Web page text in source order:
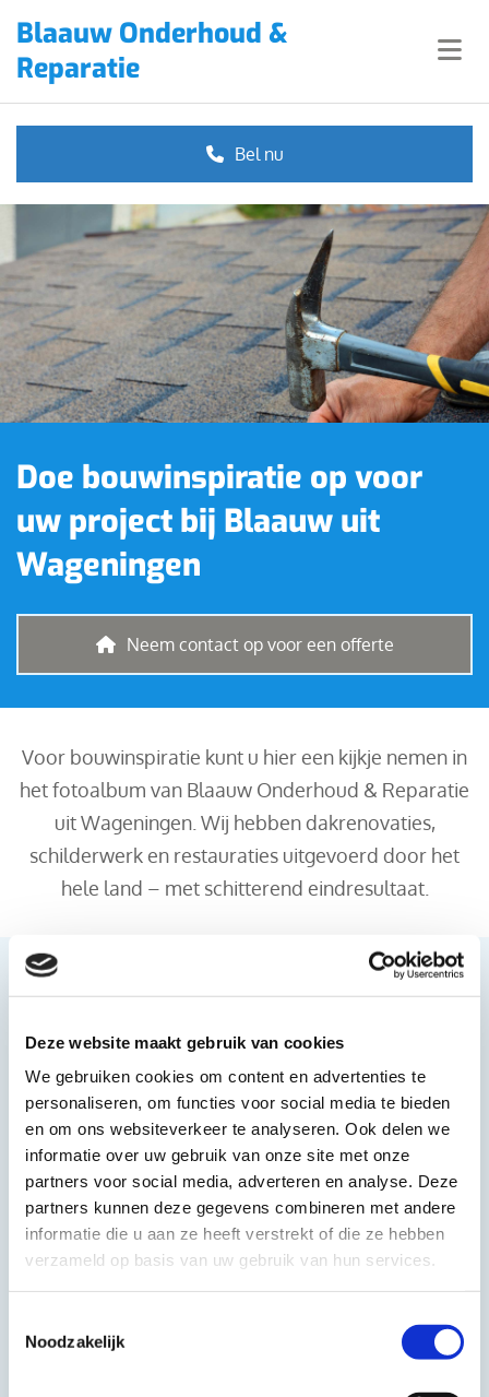
Deze website maakt gebruik van cookies
We gebruiken cookies om content en advertenties te
personaliseren, om functies voor social media te bieden
en om ons websiteverkeer te analyseren. Ook delen we
informatie over uw gebruik van onze site met onze
partners voor social media, adverteren en analyse. Deze
partners kunnen deze gegevens combineren met andere
informatie die u aan ze heeft verstrekt of die ze hebben
verzameld op basis van uw gebruik van hun services.
Noodzakelijk
Blaauw Onderhoud &
Reparatie
Bel nu
Doe bouwinspiratie op voor
uw project bij Blaauw uit
Wageningen
Neem contact op voor een offerte
Voor bouwinspiratie kunt u hier een kijkje nemen in
het fotoalbum van Blaauw Onderhoud & Reparatie
uit Wageningen. Wij hebben dakrenovaties,
schilderwerk en restauraties uitgevoerd door het
hele land – met schitterend eindresultaat.
Galerij
In deze galerij krijgt u een indruk van de verschillende
werkzaamheden die wij voor u kunnen uitvoeren.